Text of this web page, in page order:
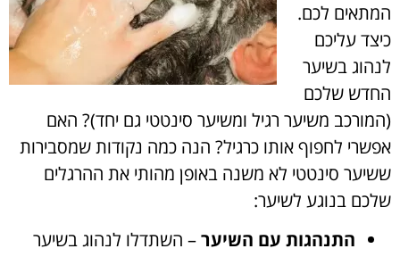
המתאים לכם.
כיצד עליכם
לנהוג בשיער
החדש שלכם
(המורכב משיער רגיל ומשיער סינטטי גם יחד)? האם
אפשרי לחפוף אותו כרגיל? הנה כמה נקודות שמסבירות
ששיער סינטטי לא משנה באופן מהותי את ההרגלים
שלכם בנוגע לשיער:
התנהגות עם השיער– השתדלו לנהוג בשיער